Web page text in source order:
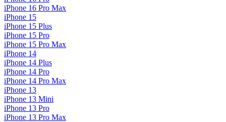
iPhone 16 Pro Max
iPhone 15
iPhone 15 Plus
iPhone 15 Pro
iPhone 15 Pro Max
iPhone 14
iPhone 14 Plus
iPhone 14 Pro
iPhone 14 Pro Max
iPhone 13
iPhone 13 Mini
iPhone 13 Pro
iPhone 13 Pro Max